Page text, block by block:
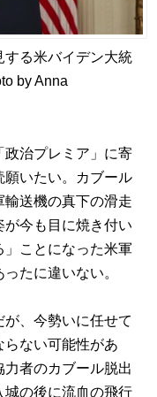
る米バイデン大統
by Anna
政治プレミア」に寄
願いたい。カブール
輸送機の真下の滑走
今も目に焼き付い
」ことになった米軍
たに違いない。
、今勢いに任せて
ない可能性があ
者のカブール脱出
城の後に流血の飛行